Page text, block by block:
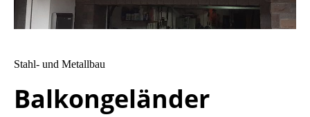
Stahl- und Metallbau
Balkongeländer